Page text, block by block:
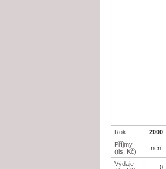
Rok 2000
Příjmy
(tis. Kč)
není
Výdaje
0